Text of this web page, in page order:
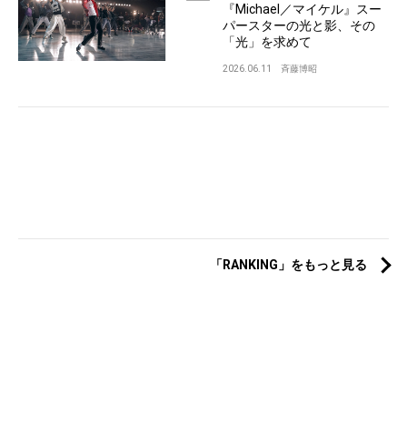
『Michael／マイケル』スー
パースターの光と影、その
「光」を求めて
2026.06.11 斉藤博昭
「RANKING」をもっと見る